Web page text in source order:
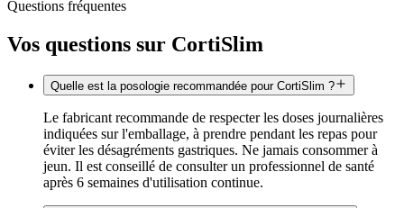
Questions fréquentes
Vos questions sur CortiSlim
Quelle est la posologie recommandée pour CortiSlim ?
Le fabricant recommande de respecter les doses journalières
indiquées sur l'emballage, à prendre pendant les repas pour
éviter les désagréments gastriques. Ne jamais consommer à
jeun. Il est conseillé de consulter un professionnel de santé
après 6 semaines d'utilisation continue.